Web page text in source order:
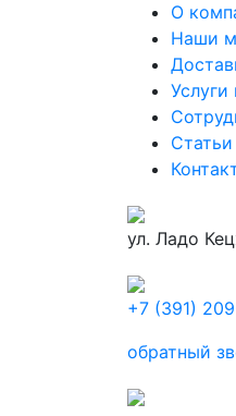
О
Наши
Услуги
Статьи
ул. Ладо
+7 (391)
обратный